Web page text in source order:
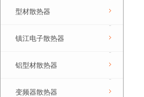
型材散热器
镇江电子散热器
铝型材散热器
变频器散热器